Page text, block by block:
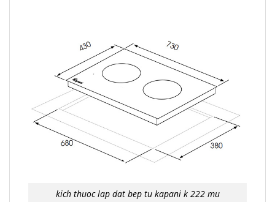
kich thuoc lap dat bep tu kapani k 222 mu